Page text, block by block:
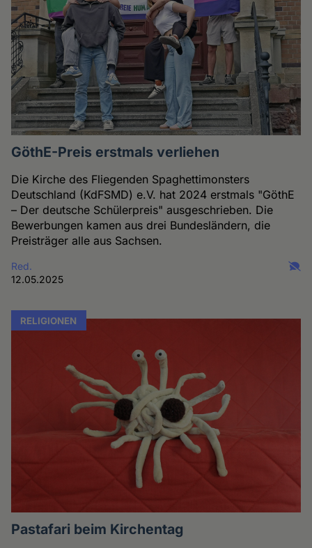
GöthE-Preis erstmals verliehen
Die Kirche des Fliegenden Spaghettimonsters
Deutschland (KdFSMD) e.V. hat 2024 erstmals "GöthE
– Der deutsche Schülerpreis" ausgeschrieben. Die
Bewerbungen kamen aus drei Bundesländern, die
Preisträger alle aus Sachsen.
Red.
12.05.2025
RELIGIONEN
Pastafari beim Kirchentag